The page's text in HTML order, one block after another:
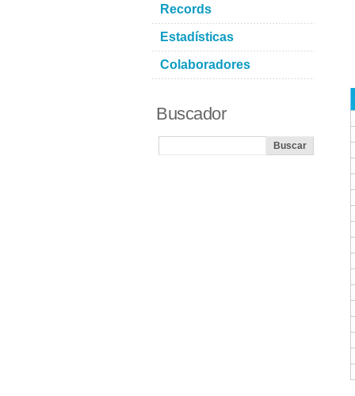
Records
Estadísticas
Colaboradores
Buscador